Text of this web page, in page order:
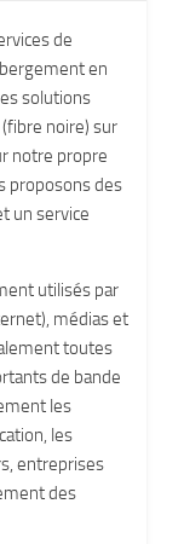
de
en
solutions
noire) sur
notre propre
proposons des
un service
utilisés par
médias et
toutes
de bande
les
les
entreprises
des